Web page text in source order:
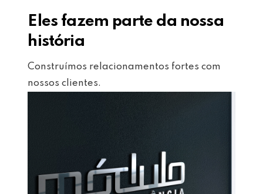
Eles fazem parte da nossa
história
Construímos relacionamentos fortes com
nossos clientes.